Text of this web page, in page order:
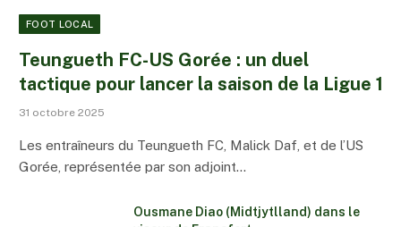
FOOT LOCAL
Teungueth FC-US Gorée : un duel
tactique pour lancer la saison de la Ligue 1
31 octobre 2025
Les entraîneurs du Teungueth FC, Malick Daf, et de l’US
Gorée, représentée par son adjoint…
Ousmane Diao (Midtjytlland) dans le